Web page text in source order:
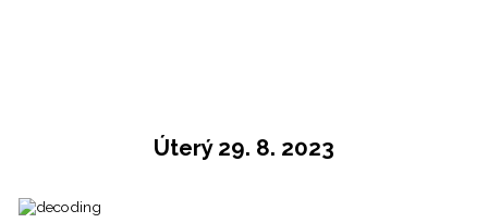
Úterý 29. 8. 2023